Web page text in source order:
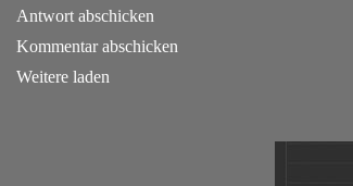
Antwort abschicken
Kommentar abschicken
Weitere laden